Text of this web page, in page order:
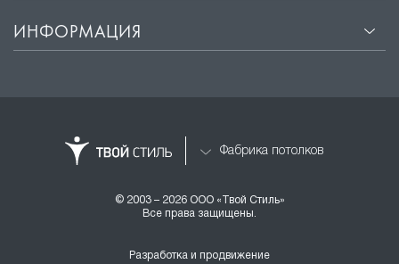
ИНФОРМАЦИЯ
Фабрика потолков
© 2003 – 2026 ООО «Твой Стиль»
Все права защищены.
Разработка и продвижение